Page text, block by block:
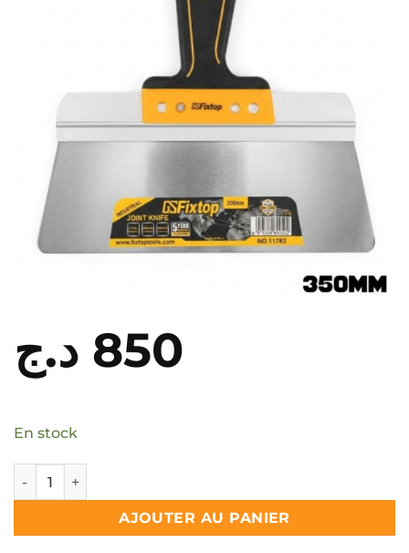
850 د.ج
En stock
quantité de Raclette Flexible FIXTOP11782 350mm
AJOUTER AU PANIER